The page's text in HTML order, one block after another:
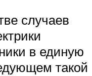
случаев
в единую
такой